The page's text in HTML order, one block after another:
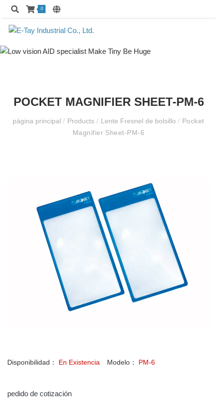
0
POCKET MAGNIFIER SHEET-PM-6
página principal/ Products/ Lente Fresnel de bolsillo/ Pocket
Magnifier Sheet-PM-6
Disponibilidad： En Existencia Modelo： PM-6
pedido de cotización